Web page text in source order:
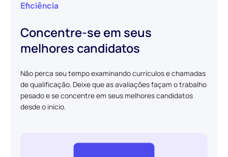
Eficiência
Concentre-se em seus
melhores candidatos
Não perca seu tempo examinando currículos e chamadas
de qualificação. Deixe que as avaliações façam o trabalho
pesado e se concentre em seus melhores candidatos
desde o início.